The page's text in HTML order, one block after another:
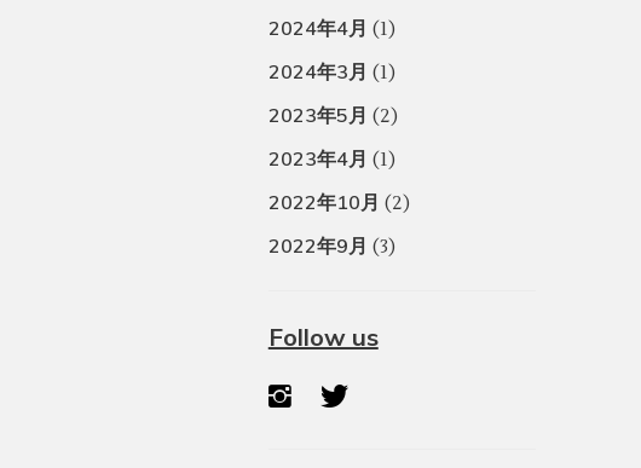
2024年4月 (1)
2024年3月 (1)
2023年5月 (2)
2023年4月 (1)
2022年10月 (2)
2022年9月 (3)
Follow us